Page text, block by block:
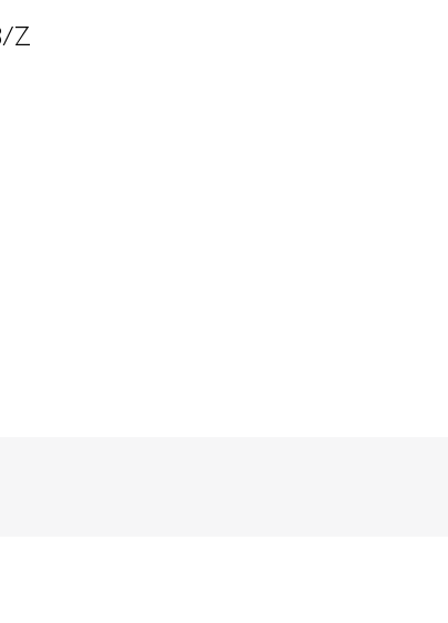
Z